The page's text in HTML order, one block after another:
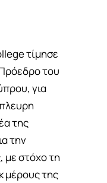
τίμησε
του
για
της
την
με στόχο τη
μέρους της